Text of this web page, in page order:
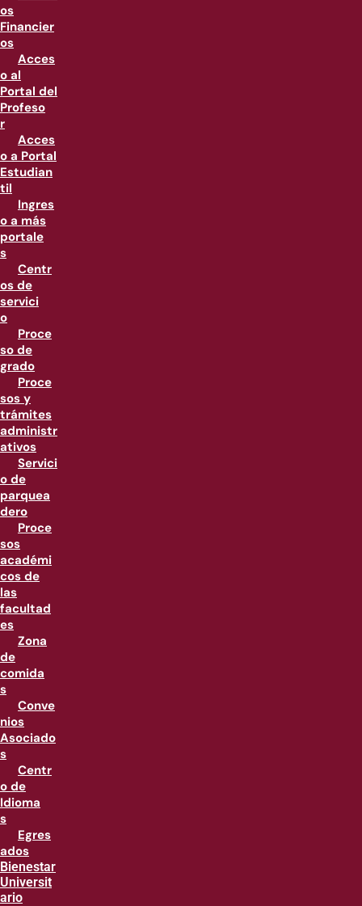
os
Financier
os
Acces
o al
Portal del
Profeso
r
Acces
o a Portal
Estudian
til
Ingres
o a más
portale
s
Centr
os de
servici
o
Proce
so de
grado
Proce
sos y
trámites
administr
ativos
Servici
o de
parquea
dero
Proce
sos
académi
cos de
las
facultad
es
Zona
de
comida
s
Conve
nios
Asociado
s
Centr
o de
Idioma
s
Egres
ados
Bienestar
Universit
ario